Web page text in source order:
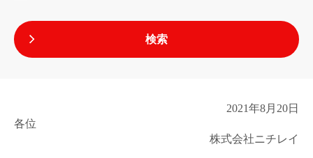
2021年8月20日
各位
株式会社ニチレイ